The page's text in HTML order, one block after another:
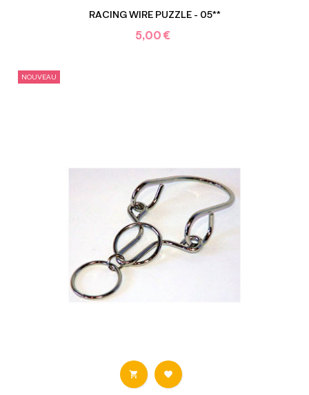
RACING WIRE PUZZLE - 05**
5,00 €
NOUVEAU
 